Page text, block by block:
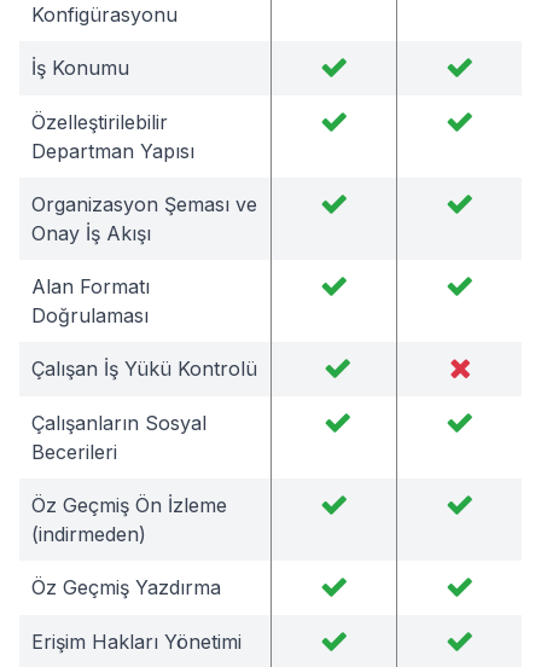
Konfigürasyonu
İş Konumu
Özelleştirilebilir
Departman Yapısı
Organizasyon Şeması ve
Onay İş Akışı
Alan Formatı
Doğrulaması
Çalışan İş Yükü Kontrolü
Çalışanların Sosyal
Becerileri
Öz Geçmiş Ön İzleme
(indirmeden)
Öz Geçmiş Yazdırma
Erişim Hakları Yönetimi